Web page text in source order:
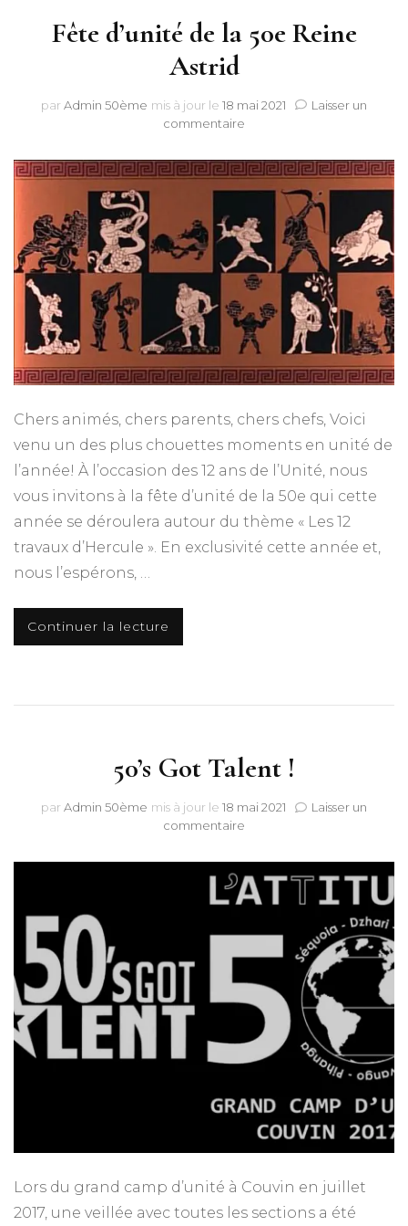
Fête d’unité de la 50e Reine
Astrid
par Admin 50ème mis à jour le 18 mai 2021
Laisser un
commentaire
d’unité
de
la
Reine
Astrid
Chers animés, chers parents, chers chefs, Voici
venu un des plus chouettes moments en unité de
l’année! À l’occasion des 12 ans de l’Unité, nous
vous invitons à la fête d’unité de la 50e qui cette
année se déroulera autour du thème « Les 12
travaux d’Hercule ». En exclusivité cette année et,
nous l’espérons, …
Continuer la lecture
50’s Got Talent !
par Admin 50ème mis à jour le 18 mai 2021
Laisser un
commentaire
Got
Talent
!
Lors du grand camp d’unité à Couvin en juillet
2017, une veillée avec toutes les sections a été